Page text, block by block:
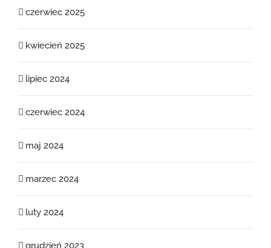
czerwiec 2025
kwiecień 2025
lipiec 2024
czerwiec 2024
maj 2024
marzec 2024
luty 2024
grudzień 2023